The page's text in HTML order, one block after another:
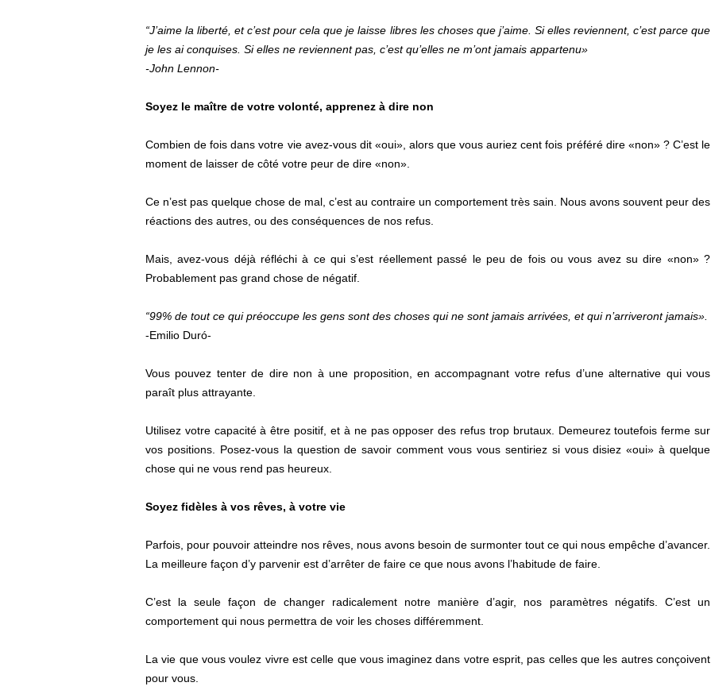
“J’aime la liberté, et c’est pour cela que je laisse libres les choses que j’aime. Si elles reviennent, c’est parce que
je les ai conquises. Si elles ne reviennent pas, c’est qu’elles ne m’ont jamais appartenu»
-John Lennon-
Soyez le maître de votre volonté, apprenez à dire non
Combien de fois dans votre vie avez-vous dit «oui», alors que vous auriez cent fois préféré dire «non» ? C’est le
moment de laisser de côté votre peur de dire «non».
Ce n’est pas quelque chose de mal, c’est au contraire un comportement très sain. Nous avons souvent peur des
réactions des autres, ou des conséquences de nos refus.
Mais, avez-vous déjà réfléchi à ce qui s’est réellement passé le peu de fois ou vous avez su dire «non» ?
Probablement pas grand chose de négatif.
“99% de tout ce qui préoccupe les gens sont des choses qui ne sont jamais arrivées, et qui n’arriveront jamais».
-Emilio Duró-
Vous pouvez tenter de dire non à une proposition, en accompagnant votre refus d’une alternative qui vous
paraît plus attrayante.
Utilisez votre capacité à être positif, et à ne pas opposer des refus trop brutaux. Demeurez toutefois ferme sur
vos positions. Posez-vous la question de savoir comment vous vous sentiriez si vous disiez «oui» à quelque
chose qui ne vous rend pas heureux.
Soyez fidèles à vos rêves, à votre vie
Parfois, pour pouvoir atteindre nos rêves, nous avons besoin de surmonter tout ce qui nous empêche d’avancer.
La meilleure façon d’y parvenir est d’arrêter de faire ce que nous avons l’habitude de faire.
C’est la seule façon de changer radicalement notre manière d’agir, nos paramètres négatifs. C’est un
comportement qui nous permettra de voir les choses différemment.
La vie que vous voulez vivre est celle que vous imaginez dans votre esprit, pas celles que les autres conçoivent
pour vous.